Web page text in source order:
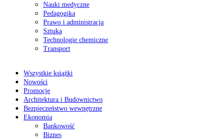
Nauki medyczne
Pedagogika
Prawo i administracja
Sztuka
Technologie chemiczne
Transport
Wszystkie książki
Nowości
Promocje
Architektura i Budownictwo
Bezpieczeństwo wewnętrzne
Ekonomia
Bankowość
Biznes